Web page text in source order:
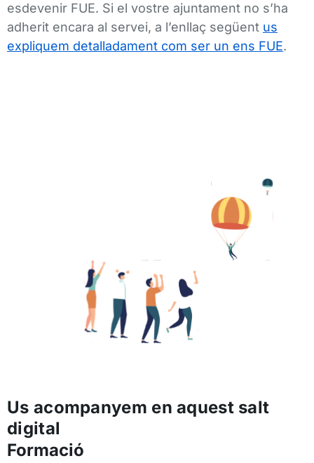
esdevenir FUE. Si el vostre ajuntament no s’ha
adherit encara al servei, a l’enllaç següent us
expliquem detalladament com ser un ens FUE.
Us acompanyem en aquest salt
digital
Formació